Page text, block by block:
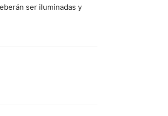
ser iluminadas y